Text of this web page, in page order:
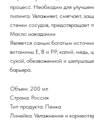
процесс. Необходим для
пилинга. Увлажняет, смягчает,
стенки сосудов, предотвращает
Масло макадамии
Является самым богатым
витамины E, B и PP, калий, медь,
сухой, обезвоженной и
барьера.
Объем: 200 мл
Страна: Россия
Тип продукта: Пенка
Линейка: Увлажнение и